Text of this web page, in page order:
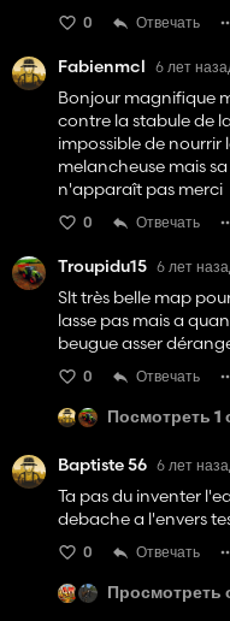
0 Отвечать
Fabienmcl 6 лет
Bonjour magnifique
contre la stabule de
impossible de nourrir
melancheuse mais
n'apparaît pas merci
0 Отвечать
Troupidu15 6 лет
Slt très belle map
lasse pas mais a
beugue asser
0 Отвечать
Посмотреть 1
Baptiste 56 6 лет
Ta pas du inventer
debache a l'envers
0 Отвечать
Просмотреть